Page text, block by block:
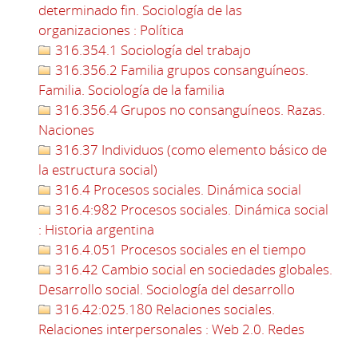
determinado fin. Sociología de las
organizaciones : Política
316.354.1 Sociología del trabajo
316.356.2 Familia grupos consanguíneos.
Familia. Sociología de la familia
316.356.4 Grupos no consanguíneos. Razas.
Naciones
316.37 Individuos (como elemento básico de
la estructura social)
316.4 Procesos sociales. Dinámica social
316.4:982 Procesos sociales. Dinámica social
: Historia argentina
316.4.051 Procesos sociales en el tiempo
316.42 Cambio social en sociedades globales.
Desarrollo social. Sociología del desarrollo
316.42:025.180 Relaciones sociales.
Relaciones interpersonales : Web 2.0. Redes